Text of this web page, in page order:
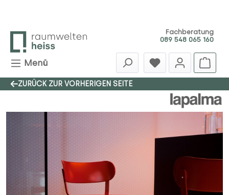
Fachberatung
089 548 065 160
Menü
ZURÜCK ZUR VORHERIGEN SEITE